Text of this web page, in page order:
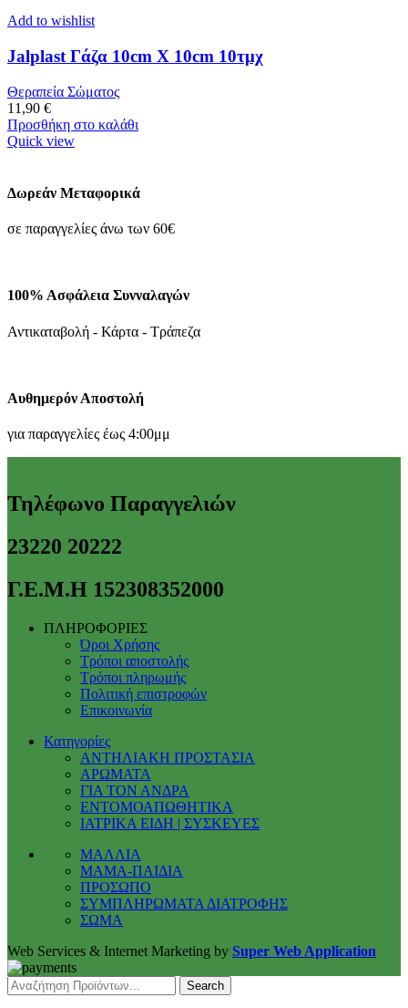
Add to wishlist
Jalplast Γάζα 10cm Χ 10cm 10τμχ
Θεραπεία Σώματος
11,90 €
Προσθήκη στο καλάθι
Quick view
Δωρεάν Μεταφορικά
σε παραγγελίες άνω των 60€
100% Ασφάλεια Συνναλαγών
Αντικαταβολή - Κάρτα - Τράπεζα
Αυθημερόν Αποστολή
για παραγγελίες έως 4:00μμ
Τηλέφωνο Παραγγελιών
23220 20222
Γ.Ε.Μ.Η 152308352000
ΠΛΗΡΟΦΟΡΙΕΣ
Όροι Χρήσης
Τρόποι αποστολής
Τρόποι πληρωμής
Πολιτική επιστροφών
Επικοινωνία
Κατηγορίες
ΑΝΤΗΛΙΑΚΗ ΠΡΟΣΤΑΣΙΑ
ΑΡΩΜΑΤΑ
ΓΙΑ ΤΟΝ ΑΝΔΡΑ
ΕΝΤΟΜΟΑΠΩΘΗΤΙΚΑ
ΙΑΤΡΙΚΑ ΕΙΔΗ | ΣΥΣΚΕΥΕΣ
ΜΑΛΛΙΑ
ΜΑΜΑ-ΠΑΙΔΙΑ
ΠΡΟΣΩΠΟ
ΣΥΜΠΛΗΡΩΜΑΤΑ ΔΙΑΤΡΟΦΗΣ
ΣΩΜΑ
Web Services & Internet Marketing by Super Web Application
Search